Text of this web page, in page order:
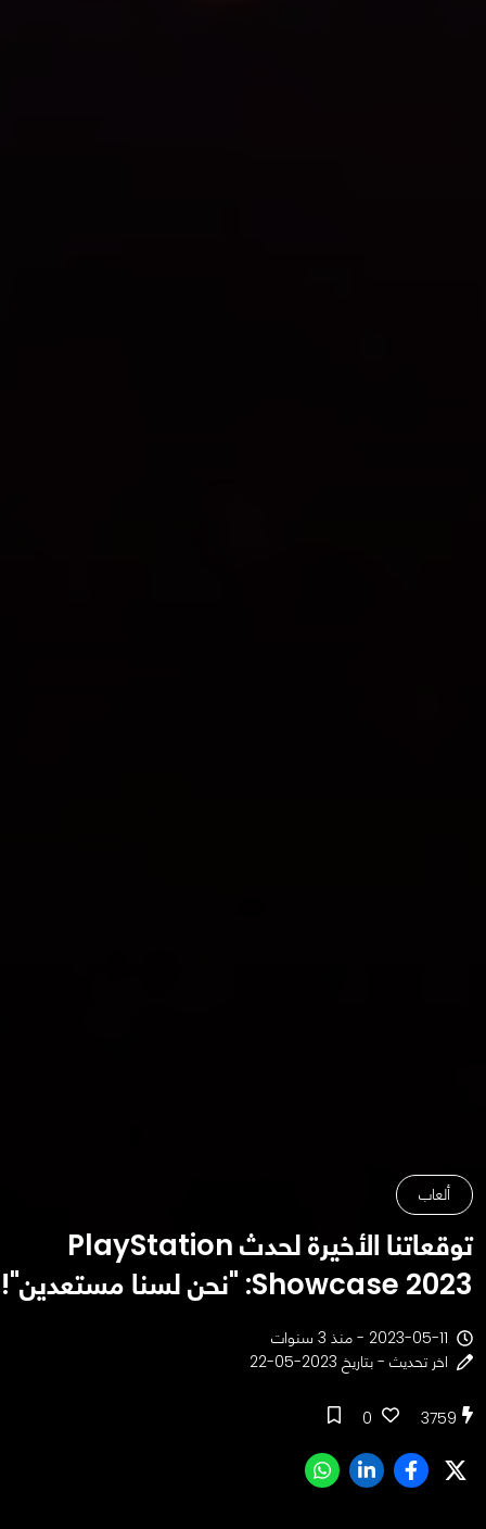
ألعاب
توقعاتنا الأخيرة لحدث PlayStation
Showcase 2023: "نحن لسنا مستعدين"!
2023-05-11 - منذ 3 سنوات
اخر تحديث - بتاريخ 2023-05-22
3759
0